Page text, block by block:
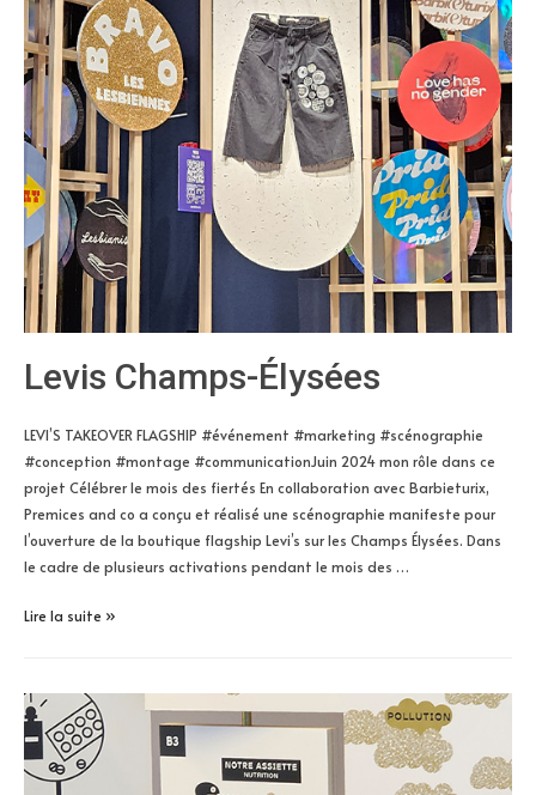
Levis Champs-Élysées
LEVI’S TAKEOVER FLAGSHIP #événement #marketing #scénographie
#conception #montage #communicationJuin 2024 mon rôle dans ce
projet Célébrer le mois des fiertés En collaboration avec Barbieturix,
Premices and co a conçu et réalisé une scénographie manifeste pour
l’ouverture de la boutique flagship Levi’s sur les Champs Élysées. Dans
le cadre de plusieurs activations pendant le mois des …
Levis
Lire la suite »